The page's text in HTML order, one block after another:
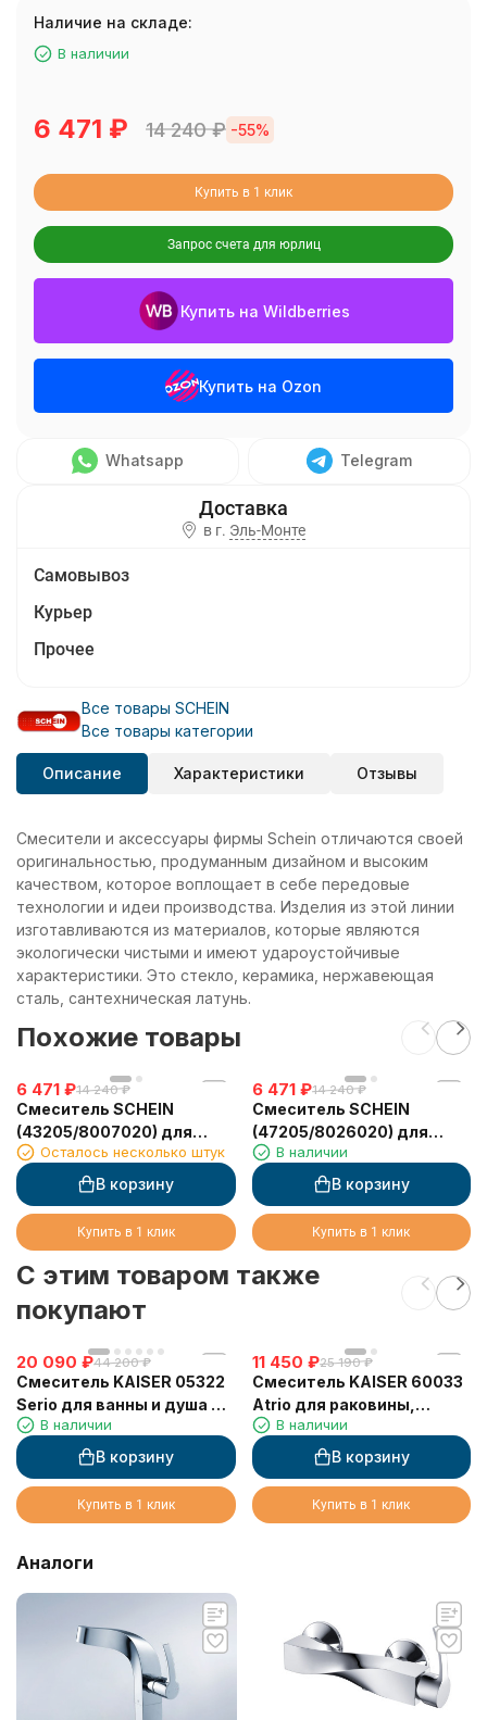
Наличие на складе:
В наличии
6 471 ₽ 14 240₽ -55%
Купить в 1 клик
Запрос счета для юрлиц
Купить на Wildberries
Купить на Ozon
Whatsapp Telegram
в г. Эль-Монте
Самовывоз
Курьер
Прочее
Все товары SCHEIN
Все товары категории
Описание Характеристики Отзывы
Смесители и аксессуары фирмы Schein отличаются своей
оригинальностью, продуманным дизайном и высоким
качеством, которое воплощает в себе передовые
технологии и идеи производства. Изделия из этой линии
изготавливаются из материалов, которые являются
экологически чистыми и имеют удароустойчивые
характеристики. Это стекло, керамика, нержавеющая
сталь, сантехническая латунь.
Похожие товары
6 471 ₽14 240 ₽
Смеситель SCHEIN
(43205/8007020) для
ванны с лейкой
Осталось несколько штук
В корзину
Купить в 1 клик
6 471 ₽14 240 ₽
Смеситель SCHEIN
(47205/8026020) для
ванныВ наличии
В корзину
Купить в 1 клик
C этим товаром также
покупают
20 090 ₽44 200 ₽
Смеситель KAISER 05322
Serio для ванны и душа с
термостатом
В наличии
В корзину
Купить в 1 клик
11 450 ₽25 190 ₽
Смеситель KAISER 60033
Atrio для раковины,
белый/хром
В наличии
В корзину
Купить в 1 клик
Аналоги